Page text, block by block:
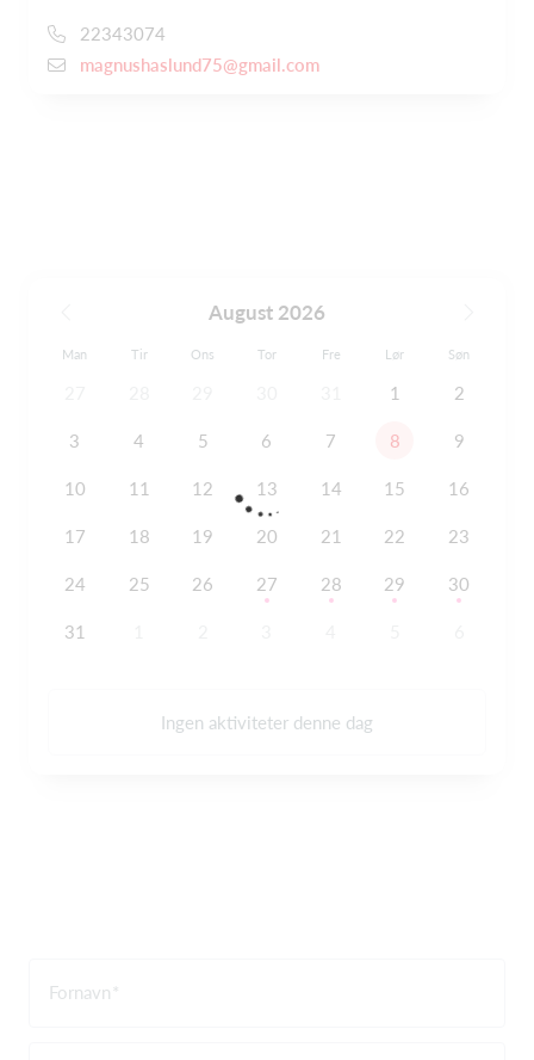
22343074
magnushaslund75@gmail.com
August 2026
Man Tir Ons Tor Fre Lør Søn
1 2
3 4 5 6 7 8 9
10 11 12 13 14 15 16
17 18 19 20 21 22 23
24 25 26 27 28 29 30
31
Ingen aktiviteter denne dag
Fornavn